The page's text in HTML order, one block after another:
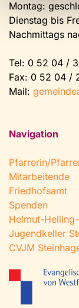
Montag:
Dienstag bis
Nachmittags
Tel: 0 52 04 /
Fax: 0 52 04 /
Mail:
Navigation
Pfarrerin/
Mitarbeitende
Friedhofsamt
Spenden
Helmut-
Jugendkeller
CVJM